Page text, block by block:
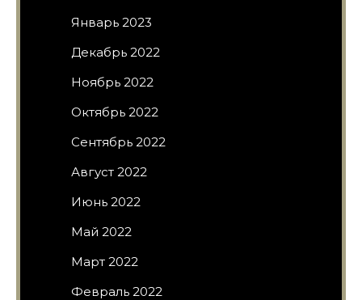
Январь 2023
Декабрь 2022
Ноябрь 2022
Октябрь 2022
Сентябрь 2022
Август 2022
Июнь 2022
Май 2022
Март 2022
Февраль 2022